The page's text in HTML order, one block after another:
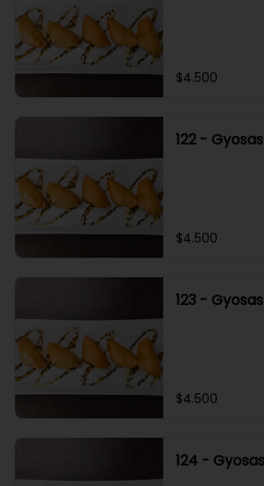
$4.500
122 -
$4.500
123 -
$4.500
124 -